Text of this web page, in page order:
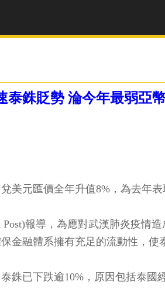
泰銖貶勢 淪今年最弱亞
美元匯價全年升值8%，為去年
Post)報導，為應對武漢肺炎疫情
金融體系擁有充足的流動性，使
銖已下跌逾10%，原因包括泰國